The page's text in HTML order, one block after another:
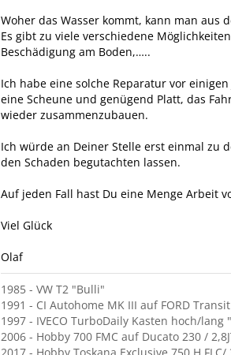
Woher das Wasser kommt, kann man aus
Es gibt zu viele verschiedene
Beschädigung am Boden,…..
Ich habe eine solche Reparatur vor
eine Scheune und genügend Platt, das
wieder zusammenzubauen.
Ich würde an Deiner Stelle erst einmal zu
den Schaden begutachten lassen.
Auf jeden Fall hast Du eine Menge Arbeit
Viel Glück
Olaf
1985 - VW T2 "Bulli"
1991 - CI Autohome MK III auf FORD
1997 - IVECO TurboDaily Kasten hoch/lang
2006 - Hobby 700 FMC auf Ducato 230 /